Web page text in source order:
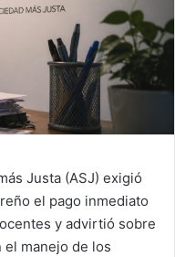
Justa (ASJ) exigió
el pago inmediato
y advirtió sobre
manejo de los